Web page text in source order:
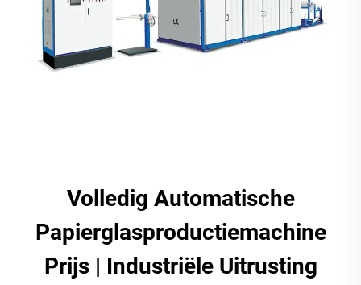
Volledig Automatische
Papierglasproductiemachine
Prijs | Industriële Uitrusting